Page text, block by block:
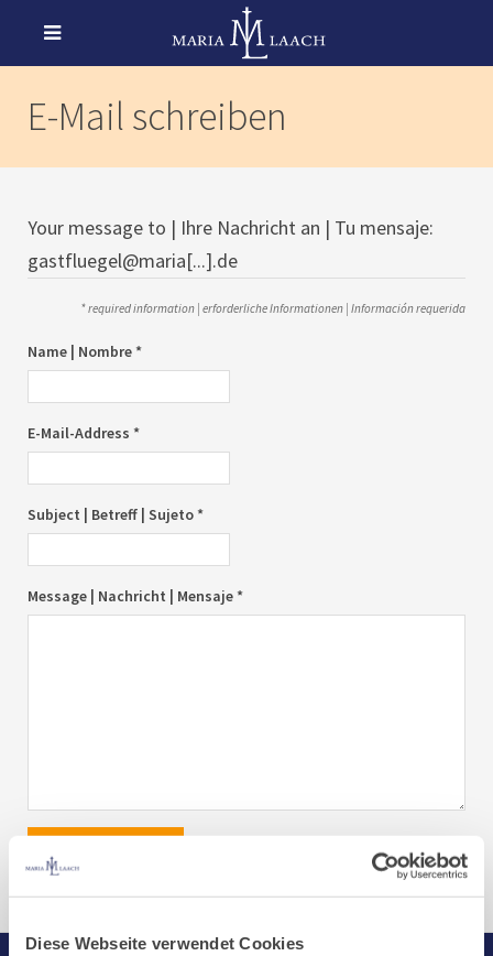
Diese Webseite verwendet Cookies
E-Mail schreiben
Your message to | Ihre Nachricht an | Tu mensaje:
gastfluegel@maria[...].de
* required information | erforderliche Informationen | Información requerida
Name | Nombre *
E-Mail-Address *
Subject | Betreff | Sujeto *
Message | Nachricht | Mensaje *